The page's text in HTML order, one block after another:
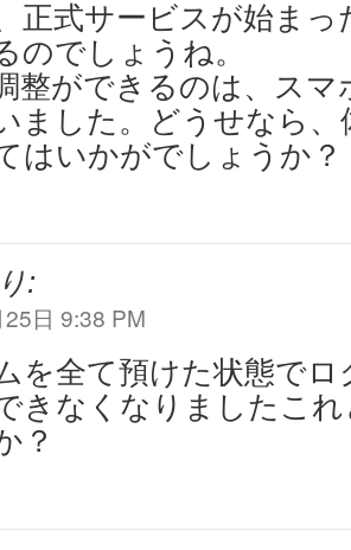
正式サービスが始まっ
のでしょうね。
整ができるのは、ス
ました。どうせなら
はいかがでしょうか？
:
日 9:38 PM
を全て預けた状態で
きなくなりましたこ
？